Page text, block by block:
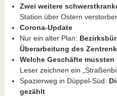
Zwei weitere
Station über Ostern
Corona-Update
Nur ein alter Plan:
Überarbeitung des
Welche Geschäfte
Leser zeichnen ein
Spazierweg in Düppel-Süd:
gezählt